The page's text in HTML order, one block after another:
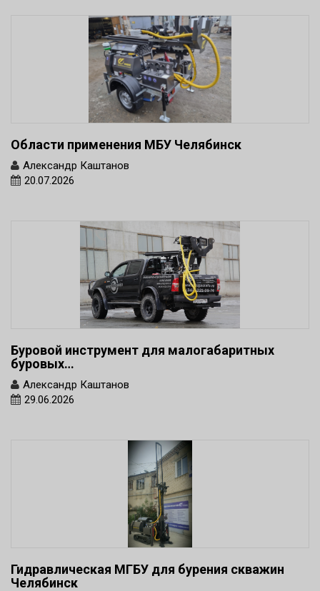
Области применения МБУ Челябинск
Александр Каштанов
20.07.2026
Буровой инструмент для малогабаритных
буровых…
Александр Каштанов
29.06.2026
Гидравлическая МГБУ для бурения скважин
Челябинск